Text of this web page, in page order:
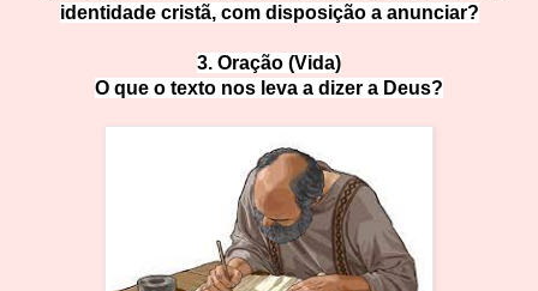
identidade cristã, com disposição a anunciar?
3. Oração (Vida)
O que o texto nos leva a dizer a Deus?